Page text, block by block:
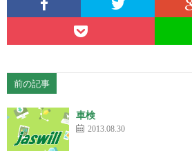
前の記事
車検
2013.08.30